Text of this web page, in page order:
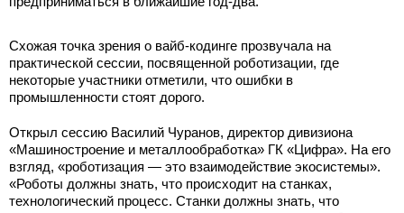
Схожая точка зрения о вайб-кодинге прозвучала на
практической сессии, посвященной роботизации, где
некоторые участники отметили, что ошибки в
промышленности стоят дорого.
Открыл сессию Василий Чуранов, директор дивизиона
«Машиностроение и металлообработка» ГК «Цифра». На его
взгляд, «роботизация — это взаимодействие экосистемы».
«Роботы должны знать, что происходит на станках,
технологический процесс. Станки должны знать, что